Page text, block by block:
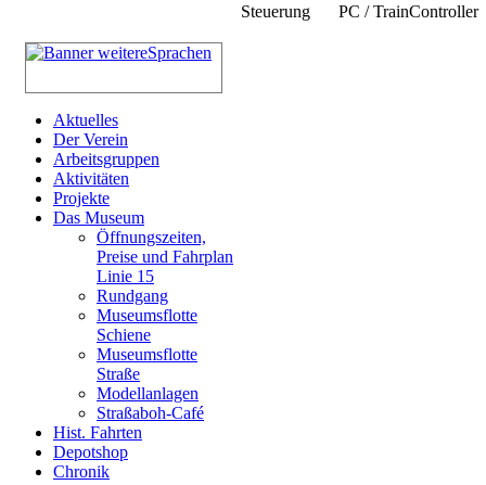
Steuerung
PC / TrainController
Aktuelles
Der Verein
Arbeitsgruppen
Aktivitäten
Projekte
Das Museum
Öffnungszeiten,
Preise und Fahrplan
Linie 15
Rundgang
Museumsflotte
Schiene
Museumsflotte
Straße
Modellanlagen
Straßaboh-Café
Hist. Fahrten
Depotshop
Chronik